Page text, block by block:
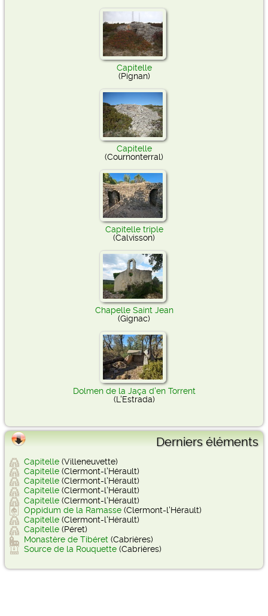
Capitelle
(Pignan)
Capitelle
(Cournonterral)
Capitelle triple
(Calvisson)
Chapelle Saint Jean
(Gignac)
Dolmen de la Jaça d'en Torrent
(L'Estrada)
Derniers éléments
Capitelle (Villeneuvette)
Capitelle (Clermont-l'Hérault)
Capitelle (Clermont-l'Hérault)
Capitelle (Clermont-l'Hérault)
Capitelle (Clermont-l'Hérault)
Oppidum de la Ramasse (Clermont-l'Hérault)
Capitelle (Clermont-l'Hérault)
Capitelle (Péret)
Monastère de Tibéret (Cabrières)
Source de la Rouquette (Cabrières)